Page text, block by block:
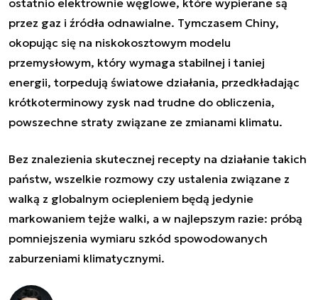
przez gaz i źródła odnawialne. Tymczasem Chiny,
okopując się na niskokosztowym modelu
przemysłowym, który wymaga stabilnej i taniej
energii, torpedują światowe działania, przedkładając
krótkoterminowy zysk nad trudne do obliczenia,
powszechne straty związane ze zmianami klimatu.
Bez znalezienia skutecznej recepty na działanie takich
państw, wszelkie rozmowy czy ustalenia związane z
walką z globalnym ociepleniem będą jedynie
markowaniem tejże walki, a w najlepszym razie: próbą
pomniejszenia wymiaru szkód spowodowanych
zaburzeniami klimatycznymi.